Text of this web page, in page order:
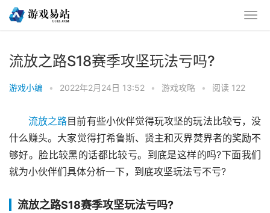
流放之路S18赛季攻坚玩法亏吗?
游戏小编 • 2022年2月24日 13:52 • 游戏攻略 • 阅读 122
流放之路目前有些小伙伴觉得玩攻坚的玩法比较亏，没
什么赚头。大家觉得打希鲁斯、贤主和灭界焚界者的奖励不
够好。脸比较黑的话都比较亏。到底是这样的吗?下面我们
就为小伙伴们具体分析一下，到底攻坚玩法亏不亏?
流放之路S18赛季攻坚玩法亏吗?